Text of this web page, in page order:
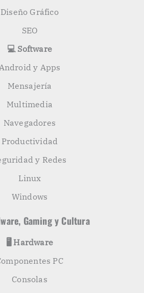
Diseño Gráfico
SEO
💻 Software
y Apps
Mensajería
Multimedia
Navegadores
Productividad
y Redes
Linux
Windows
Gaming y Cultura
🖥️ Hardware
PC
Consolas